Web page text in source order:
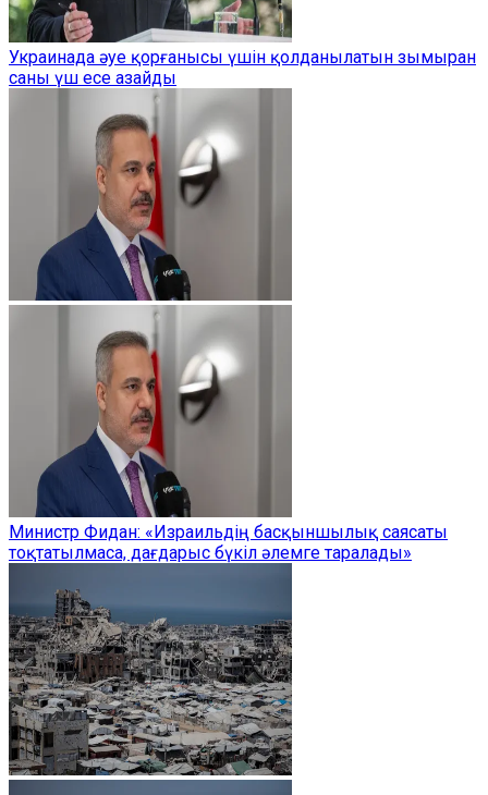
Украинада әуе қорғанысы үшін қолданылатын зымыран
саны үш есе азайды
Министр Фидан: «Израильдің басқыншылық саясаты
тоқтатылмаса, дағдарыс бүкіл әлемге таралады»